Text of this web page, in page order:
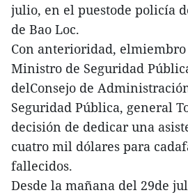
julio, en el puestode policía
de Bao Loc.
Con anterioridad,
Ministro de Seguridad
delConsejo de
Seguridad Pública, general
decisión de dedicar una
cuatro mil dólares para
fallecidos.
Desde la mañana del 29de